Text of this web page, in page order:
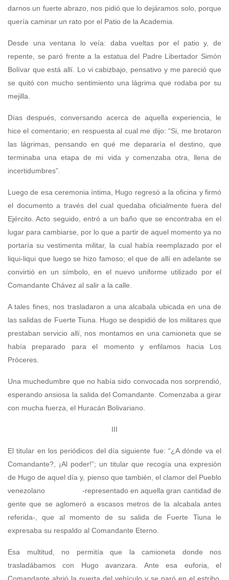
darnos un fuerte abrazo, nos pidió que lo dejáramos solo, porque
quería caminar un rato por el Patio de la Academia.
Desde una ventana lo veía: daba vueltas por el patio y, de
repente, se paró frente a la estatua del Padre Libertador Simón
Bolívar que está allí. Lo vi cabizbajo, pensativo y me pareció que
se quitó con mucho sentimiento una lágrima que rodaba por su
mejilla.
Días después, conversando acerca de aquella experiencia, le
hice el comentario; en respuesta al cual me dijo: “Si, me brotaron
las lágrimas, pensando en qué me depararía el destino, que
terminaba una etapa de mi vida y comenzaba otra, llena de
incertidumbres”.
Luego de esa ceremonia íntima, Hugo regresó a la oficina y firmó
el documento a través del cual quedaba oficialmente fuera del
Ejército. Acto seguido, entró a un baño que se encontraba en el
lugar para cambiarse, por lo que a partir de aquel momento ya no
portaría su vestimenta militar, la cual había reemplazado por el
liqui-liqui que luego se hizo famoso; el que de allí en adelante se
convirtió en un símbolo, en el nuevo uniforme utilizado por el
Comandante Chávez al salir a la calle.
A tales fines, nos trasladaron a una alcabala ubicada en una de
las salidas de Fuerte Tiuna. Hugo se despidió de los militares que
prestaban servicio allí, nos montamos en una camioneta que se
había preparado para el momento y enfilamos hacia Los
Próceres.
Una muchedumbre que no había sido convocada nos sorprendió,
esperando ansiosa la salida del Comandante. Comenzaba a girar
con mucha fuerza, el Huracán Bolivariano.
III
El titular en los periódicos del día siguiente fue: “¿A dónde va el
Comandante?, ¡Al poder!”; un titular que recogía una expresión
de Hugo de aquel día y, pienso que también, el clamor del Pueblo
venezolano -representado en aquella gran cantidad de
gente que se aglomeró a escasos metros de la alcabala antes
referida-, que al momento de su salida de Fuerte Tiuna le
expresaba su respaldo al Comandante Eterno.
Esa multitud, no permitía que la camioneta donde nos
trasladábamos con Hugo avanzara. Ante esa euforia, el